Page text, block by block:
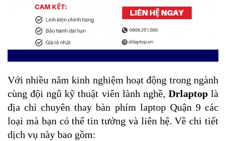
Với nhiều năm kinh nghiệm hoạt động trong ngành
cùng đội ngũ kỹ thuật viên lành nghề, Drlaptop là
địa chỉ chuyên thay bàn phím laptop Quận 9 các
loại mà bạn có thể tin tưởng và liên hệ. Về chi tiết
dịch vụ này bao gồm: